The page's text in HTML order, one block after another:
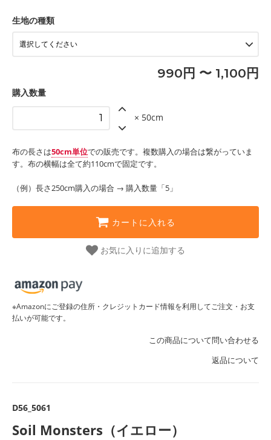
もっと詳しく見る
・工作用エプロン
もっと詳しく見る
生地の種類
990円 〜 1,100円
購入数量
× 50cm
布の長さは50cm単位での販売です。複数購入の場合は繋がっていま
す。布の横幅は全て約110cmで固定です。
（例）長さ250cm購入の場合 → 購入数量「5」
カートに入れる
お気に入りに追加する
※Amazonにご登録の住所・クレジットカード情報を利用してご注文・お支
払いが可能です。
この商品について問い合わせる
返品について
D56_5061
Soil Monsters（イエロー）